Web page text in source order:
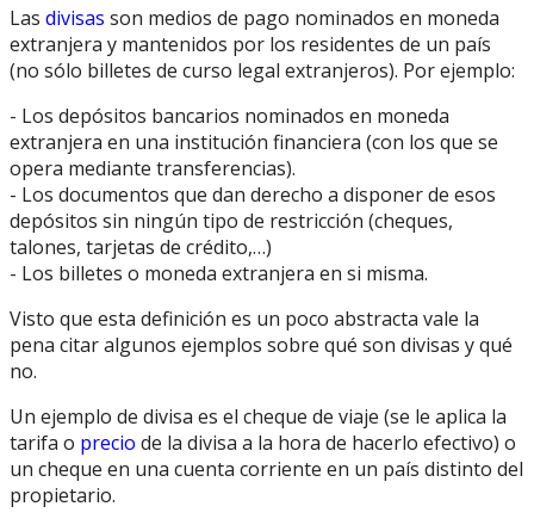
Las divisas son medios de pago nominados en moneda
extranjera y mantenidos por los residentes de un país
(no sólo billetes de curso legal extranjeros). Por ejemplo:
- Los depósitos bancarios nominados en moneda
extranjera en una institución financiera (con los que se
opera mediante transferencias).
- Los documentos que dan derecho a disponer de esos
depósitos sin ningún tipo de restricción (cheques,
talones, tarjetas de crédito,…)
- Los billetes o moneda extranjera en si misma.
Visto que esta definición es un poco abstracta vale la
pena citar algunos ejemplos sobre qué son divisas y qué
no.
Un ejemplo de divisa es el cheque de viaje (se le aplica la
tarifa o precio de la divisa a la hora de hacerlo efectivo) o
un cheque en una cuenta corriente en un país distinto del
propietario.